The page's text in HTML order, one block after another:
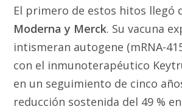
El primero de estos hitos llegó
Moderna y Merck. Su vacuna
intismeran autogene (mRNA-
con el inmunoterapéutico
en un seguimiento de cinco
reducción sostenida del 49 %